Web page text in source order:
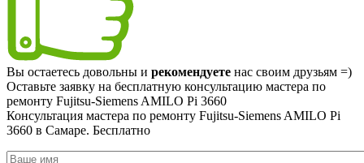
Вы остаетесь довольны и рекомендуете нас своим друзьям =)
Оставьте заявку на бесплатную консультацию мастера по
ремонту Fujitsu-Siemens AMILO Pi 3660
Консультация мастера по ремонту Fujitsu-Siemens AMILO Pi
3660 в Самаре. Бесплатно